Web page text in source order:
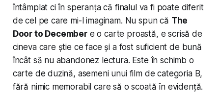
întâmplat ci în speranța că finalul va fi poate diferit
de cel pe care mi-l imaginam. Nu spun că The
Door to Decembere o carte proastă, e scrisă de
cineva care știe ce face și a fost suficient de bună
încât să nu abandonez lectura. Este în schimb o
carte de duzină, asemeni unui film de categoria B,
fără nimic memorabil care să o scoată în evidență.